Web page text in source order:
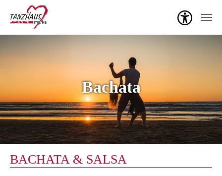
Zum Hauptinhalt springen
Menü
Bachata
BACHATA & SALSA